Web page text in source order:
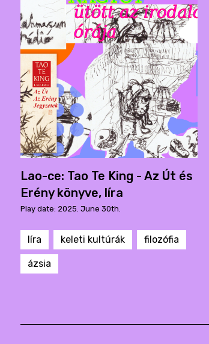
Lao-ce: Tao Te King - Az Út és
Erény könyve, líra
Play date: 2025. June 30th.
líra keleti kultúrák filozófia
ázsia